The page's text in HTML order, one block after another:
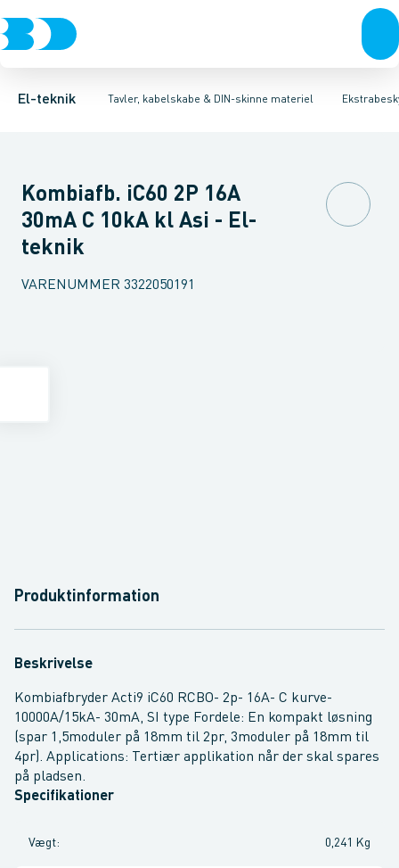
El-teknik Tavler, kabelskabe & DIN-skinne materiel
Afbrydere, stikkontakter & lampeudtagForgreningsmateriel
Tavler, kapsling og rackskabe Fordelings-/byggepladstavler
KombiafbryderFejlstrømsmodulNeozed D0 sikringselement
Kombiafb. iC60 2P 16A
30mA C 10kA kl Asi - El-
teknik
VARENUMMER 3322050191
Produktinformation
Beskrivelse
Kombiafbryder Acti9 iC60 RCBO- 2p- 16A- C kurve-
10000A/15kA- 30mA, SI type Fordele: En kompakt løsning
(spar 1,5moduler på 18mm til 2pr, 3moduler på 18mm til
4pr). Applications: Tertiær applikation når der skal spares
på pladsen.
Specifikationer
Vægt: 0,241 Kg